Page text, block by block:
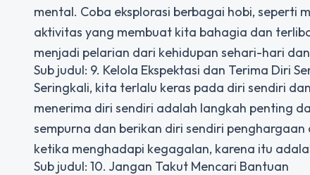
mental. Coba eksplorasi berbagai hobi, seperti
aktivitas yang membuat kita bahagia dan
menjadi pelarian dari kehidupan sehari-hari
Sub judul: 9. Kelola Ekspektasi dan Terima Diri
Seringkali, kita terlalu keras pada diri sendiri
menerima diri sendiri adalah langkah penting
sempurna dan berikan diri sendiri
ketika menghadapi kegagalan, karena itu
Sub judul: 10. Jangan Takut Mencari Bantuan